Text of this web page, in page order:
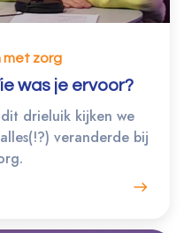
met zorg
was je ervoor?
drieluik kijken we
veranderde bij